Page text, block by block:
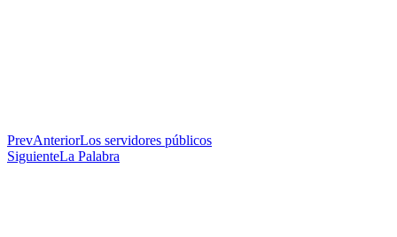
PrevAnteriorLos servidores públicos
SiguienteLa Palabra